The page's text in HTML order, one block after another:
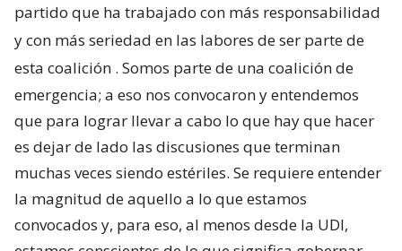
partido que ha trabajado con más responsabilidad
y con más seriedad en las labores de ser parte de
esta coalición . Somos parte de una coalición de
emergencia; a eso nos convocaron y entendemos
que para lograr llevar a cabo lo que hay que hacer
es dejar de lado las discusiones que terminan
muchas veces siendo estériles. Se requiere entender
la magnitud de aquello a lo que estamos
convocados y, para eso, al menos desde la UDI,